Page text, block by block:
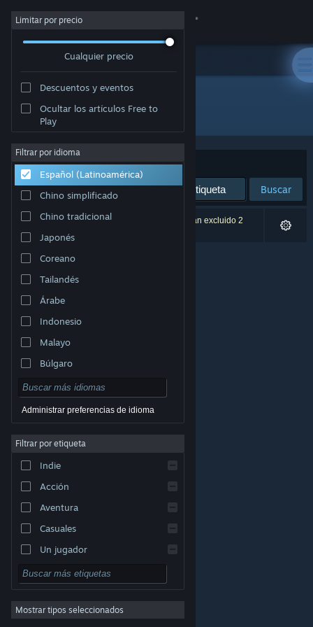
Iniciar sesión
Acerca de
Soporte
Cambiar idioma
Obtener la aplicación de Steam Mobile
Ver versión clásica
© Valve Corporation. Todos los derechos reservados.
Todas las marcas registradas pertenecen a sus
respectivos dueños en EE. UU. y otros países.Política
de Privacidad|Información legal|Accesibilidad|
Cookies
Limitar por precio
Cualquier precio
Descuentos y eventos
Ocultar los artículos Free to
Play
Filtrar por idioma
Español (Latinoamérica)
Chino simplificado
Chino tradicional
Japonés
Coreano
Tailandés
Árabe
Indonesio
Malayo
Búlgaro
Checo
Danés
Alemán
Inglés
Español (España)
Griego
Administrar preferencias de idioma
Filtrar por etiqueta
Indie
Acción
Aventura
Casuales
Un jugador
Simuladores
Rol
Estrategia
Mostrar tipos seleccionados
Desarrollador: 電脳遊戯最高会議
Ordenar por Relevancia
Buscar
0 resultado(s) coinciden con la búsqueda. Se han excluido 2
títulos según tus preferencias.